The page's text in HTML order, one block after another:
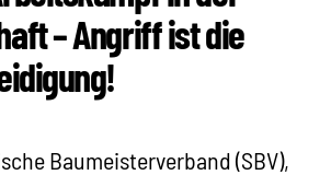
– Angriff ist die
Baumeisterverband (SBV),